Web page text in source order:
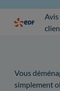
Avis
Vous
simplement